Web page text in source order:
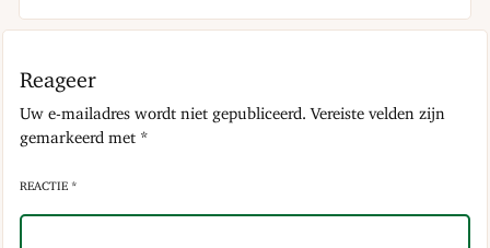
Reageer
Uw e-mailadres wordt niet gepubliceerd. Vereiste velden zijn
gemarkeerd met *
REACTIE *